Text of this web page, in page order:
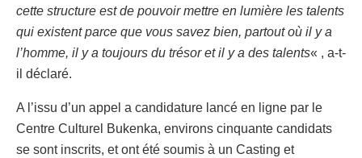
cette structure est de pouvoir mettre en lumière les talents
qui existent parce que vous savez bien, partout où il y a
l’homme, il y a toujours du trésor et il y a des talents« , a-t-
il déclaré.
‎A l’issu d’un appel a candidature lancé en ligne par le
Centre Culturel Bukenka, environs cinquante candidats
se sont inscrits, et ont été soumis à un Casting et